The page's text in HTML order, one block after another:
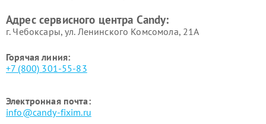
Адрес сервисного центра Candy:
г. Чебоксары, ул. Ленинского Комсомола, 21А
Горячая линия:
+7 (800) 301-55-83
Электронная почта:
info@candy-fixim.ru